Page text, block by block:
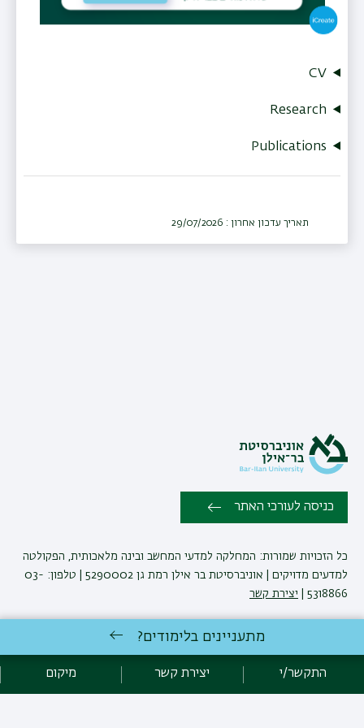
CV
Research
Publications
תאריך עדכון אחרון : 29/07/2026
כניסה לעורכי האתר
כל הזכויות שמורות: המחלקה למדעי המחשב ובינה מלאכותית, הפקולטה
למדעים מדויקים | אוניברסיטת בר אילן רמת גן 5290002 | טלפון: 03-
5318866 |
יצירת קשר
אגף תקשוב, אוניברסיטת בר-אילן
אקדימה בר-אילן
מתעניינים בלימודים?
התקשר/י יצירת קשר מיקום